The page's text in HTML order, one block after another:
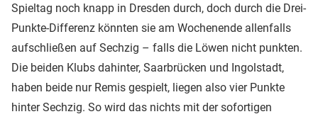
Spieltag noch knapp in Dresden durch, doch durch die Drei-
Punkte-Differenz könnten sie am Wochenende allenfalls
aufschließen auf Sechzig – falls die Löwen nicht punkten.
Die beiden Klubs dahinter, Saarbrücken und Ingolstadt,
haben beide nur Remis gespielt, liegen also vier Punkte
hinter Sechzig. So wird das nichts mit der sofortigen